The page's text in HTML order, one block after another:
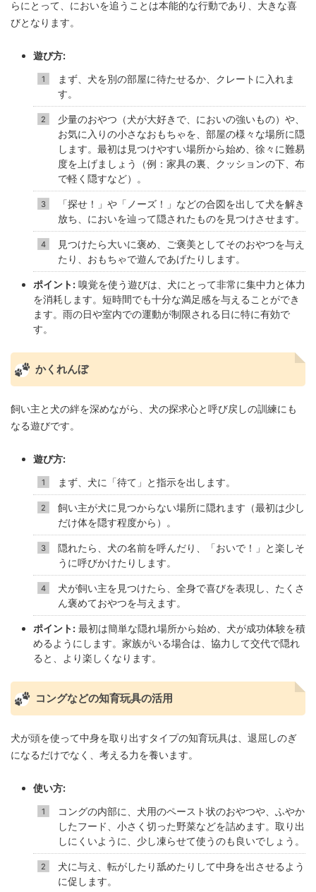
らにとって、においを追うことは本能的な行動であり、大きな喜
びとなります。
遊び方:
まず、犬を別の部屋に待たせるか、クレートに入れま
す。
少量のおやつ（犬が大好きで、においの強いもの）や、
お気に入りの小さなおもちゃを、部屋の様々な場所に隠
します。最初は見つけやすい場所から始め、徐々に難易
度を上げましょう（例：家具の裏、クッションの下、布
で軽く隠すなど）。
「探せ！」や「ノーズ！」などの合図を出して犬を解き
放ち、においを辿って隠されたものを見つけさせます。
見つけたら大いに褒め、ご褒美としてそのおやつを与え
たり、おもちゃで遊んであげたりします。
ポイント: 嗅覚を使う遊びは、犬にとって非常に集中力と体力
を消耗します。短時間でも十分な満足感を与えることができ
ます。雨の日や室内での運動が制限される日に特に有効で
す。
かくれんぼ
飼い主と犬の絆を深めながら、犬の探求心と呼び戻しの訓練にも
なる遊びです。
遊び方:
まず、犬に「待て」と指示を出します。
飼い主が犬に見つからない場所に隠れます（最初は少し
だけ体を隠す程度から）。
隠れたら、犬の名前を呼んだり、「おいで！」と楽しそ
うに呼びかけたりします。
犬が飼い主を見つけたら、全身で喜びを表現し、たくさ
ん褒めておやつを与えます。
ポイント: 最初は簡単な隠れ場所から始め、犬が成功体験を積
めるようにします。家族がいる場合は、協力して交代で隠れ
ると、より楽しくなります。
コングなどの知育玩具の活用
犬が頭を使って中身を取り出すタイプの知育玩具は、退屈しのぎ
になるだけでなく、考える力を養います。
使い方:
コングの内部に、犬用のペースト状のおやつや、ふやか
したフード、小さく切った野菜などを詰めます。取り出
しにくいように、少し凍らせて使うのも良いでしょう。
犬に与え、転がしたり舐めたりして中身を出させるよう
に促します。